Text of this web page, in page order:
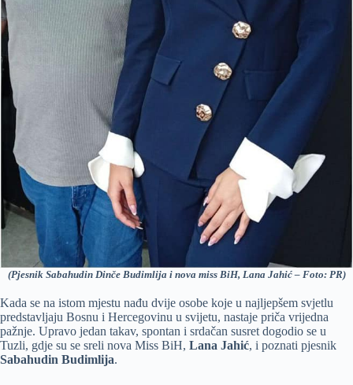
(Pjesnik Sabahudin Dinče Budimlija i nova miss BiH, Lana Jahić – Foto: PR)
Kada se na istom mjestu nađu dvije osobe koje u najljepšem svjetlu
predstavljaju Bosnu i Hercegovinu u svijetu, nastaje priča vrijedna
pažnje. Upravo jedan takav, spontan i srdačan susret dogodio se u
Tuzli, gdje su se sreli nova Miss BiH, Lana Jahić, i poznati pjesnik
Sabahudin Budimlija.